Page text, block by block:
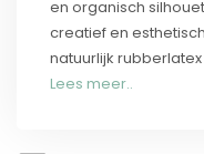
en organisch
creatief en
natuurlijk
Lees meer..